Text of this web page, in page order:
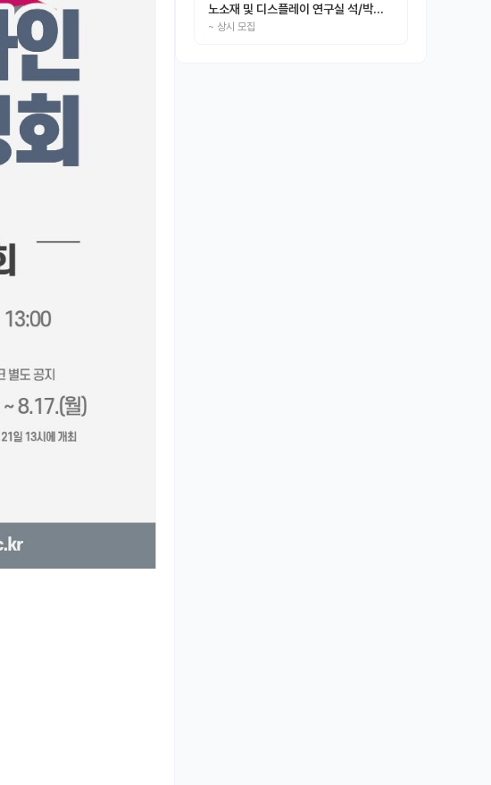
노소재 및 디스플레이 연구실 석/박사/
인턴 모집
~ 상시 모집